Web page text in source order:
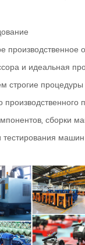
производственное
и идеальная
строгие процедуры
сборки
тестирования машин